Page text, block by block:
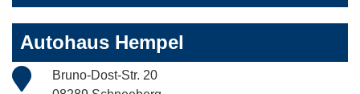
Autohaus Hempel
Bruno-Dost-Str. 20